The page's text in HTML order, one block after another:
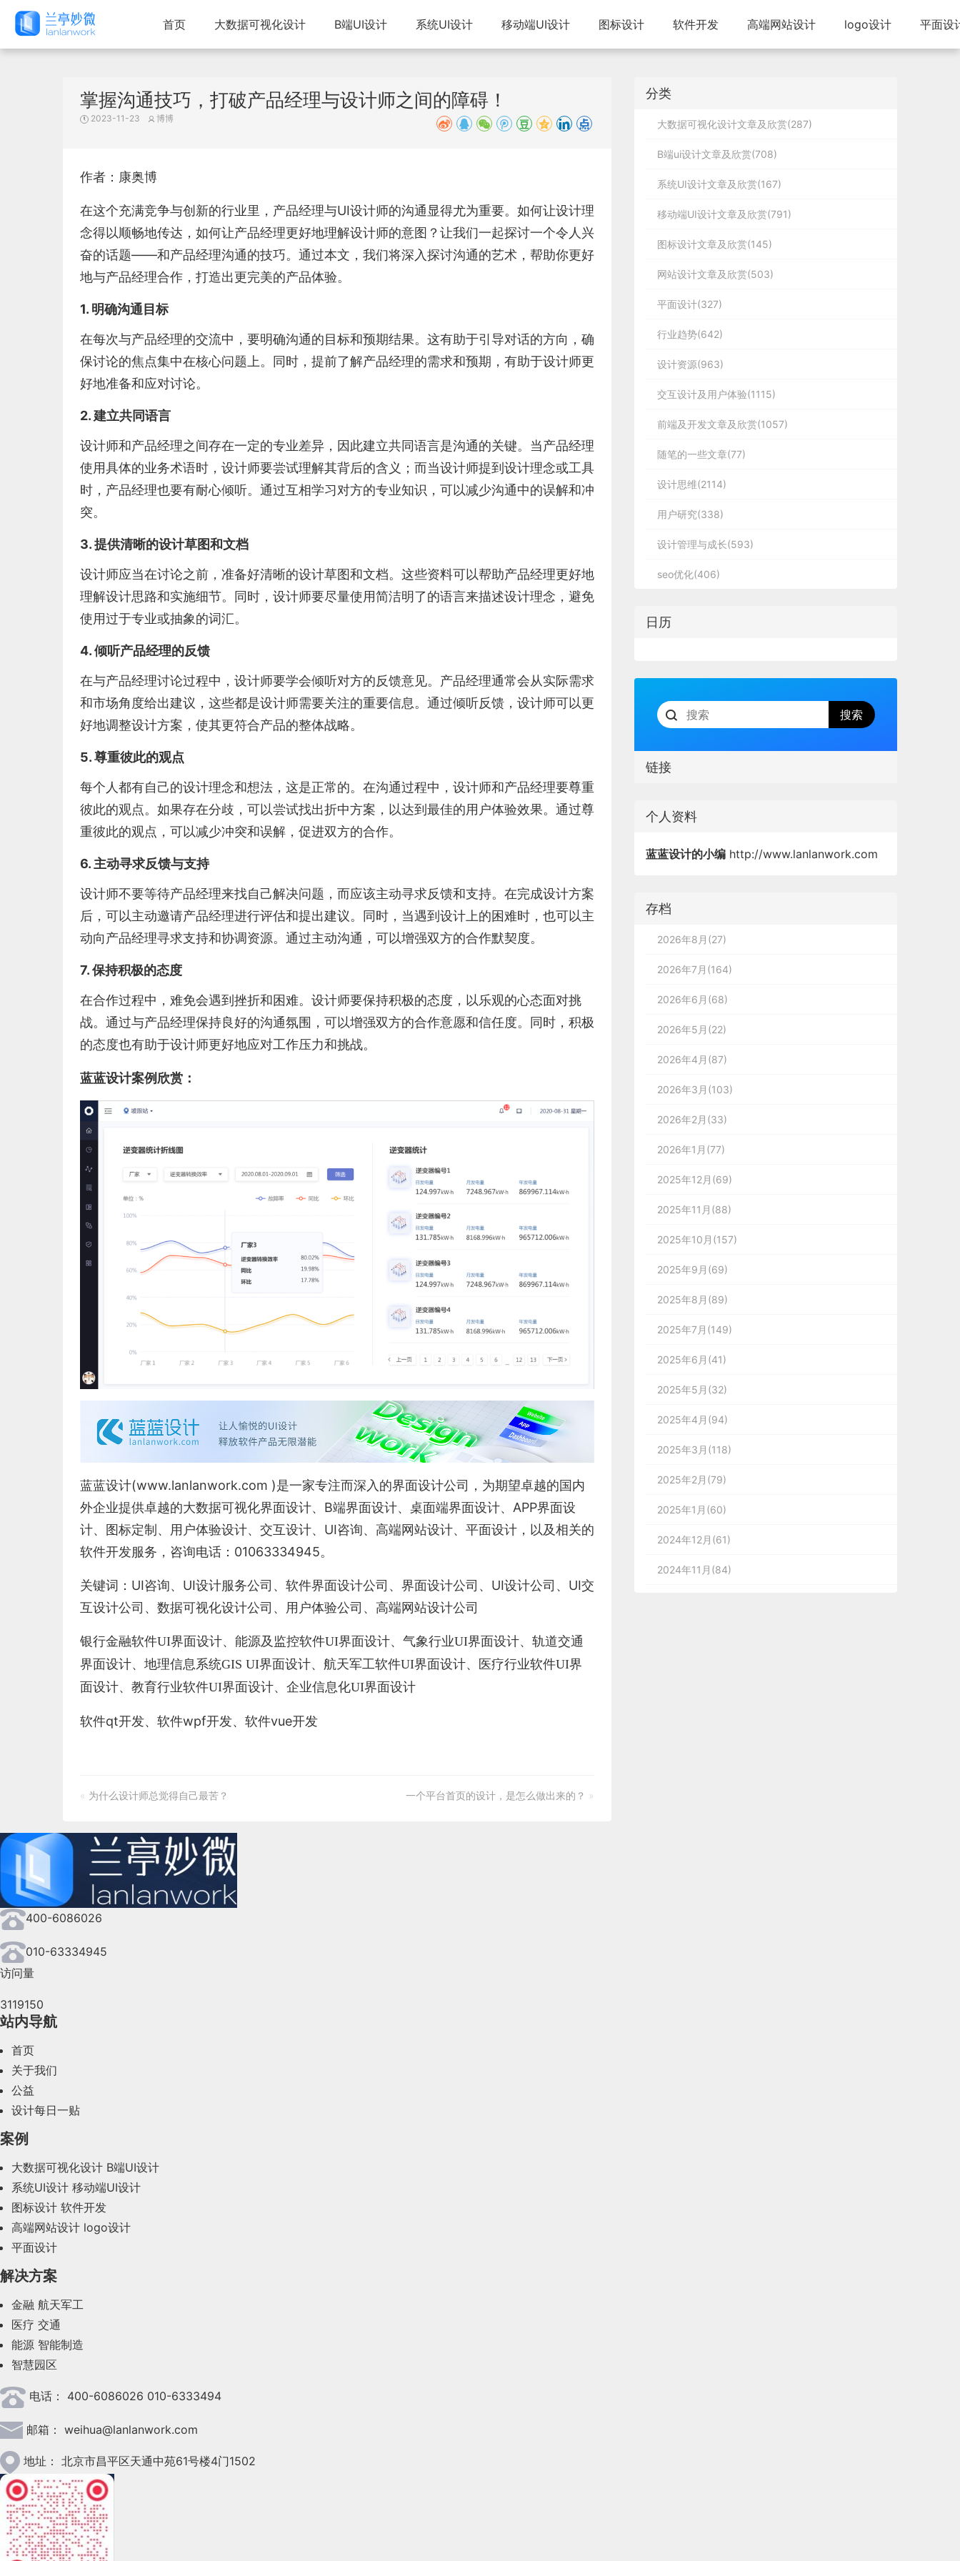
首页 大数据可视化设计 B端UI设计 系统UI设计 移动端UI设计 图标设计 软件开发 高端网站设计 logo设计 平面设
掌握沟通技巧，打破产品经理与设计师之间的障碍！
2023-11-23 博博
作者：康奥博
在这个充满竞争与创新的行业里，产品经理与UI设计师的沟通显得尤为重要。如何让设计理
念得以顺畅地传达，如何让产品经理更好地理解设计师的意图？让我们一起探讨一个令人兴
奋的话题——和产品经理沟通的技巧。通过本文，我们将深入探讨沟通的艺术，帮助你更好
地与产品经理合作，打造出更完美的产品体验。
1. 明确沟通目标
在每次与产品经理的交流中，要明确沟通的目标和预期结果。这有助于引导对话的方向，确
保讨论的焦点集中在核心问题上。同时，提前了解产品经理的需求和预期，有助于设计师更
好地准备和应对讨论。
2. 建立共同语言
设计师和产品经理之间存在一定的专业差异，因此建立共同语言是沟通的关键。当产品经理
使用具体的业务术语时，设计师要尝试理解其背后的含义；而当设计师提到设计理念或工具
时，产品经理也要有耐心倾听。通过互相学习对方的专业知识，可以减少沟通中的误解和冲
突。
3. 提供清晰的设计草图和文档
设计师应当在讨论之前，准备好清晰的设计草图和文档。这些资料可以帮助产品经理更好地
理解设计思路和实施细节。同时，设计师要尽量使用简洁明了的语言来描述设计理念，避免
使用过于专业或抽象的词汇。
4. 倾听产品经理的反馈
在与产品经理讨论过程中，设计师要学会倾听对方的反馈意见。产品经理通常会从实际需求
和市场角度给出建议，这些都是设计师需要关注的重要信息。通过倾听反馈，设计师可以更
好地调整设计方案，使其更符合产品的整体战略。
5. 尊重彼此的观点
每个人都有自己的设计理念和想法，这是正常的。在沟通过程中，设计师和产品经理要尊重
彼此的观点。如果存在分歧，可以尝试找出折中方案，以达到最佳的用户体验效果。通过尊
重彼此的观点，可以减少冲突和误解，促进双方的合作。
6. 主动寻求反馈与支持
设计师不要等待产品经理来找自己解决问题，而应该主动寻求反馈和支持。在完成设计方案
后，可以主动邀请产品经理进行评估和提出建议。同时，当遇到设计上的困难时，也可以主
动向产品经理寻求支持和协调资源。通过主动沟通，可以增强双方的合作默契度。
7. 保持积极的态度
在合作过程中，难免会遇到挫折和困难。设计师要保持积极的态度，以乐观的心态面对挑
战。通过与产品经理保持良好的沟通氛围，可以增强双方的合作意愿和信任度。同时，积极
的态度也有助于设计师更好地应对工作压力和挑战。
蓝蓝设计案例欣赏：
蓝蓝设计(www.lanlanwork.com )是一家专注而深入的界面设计公司，为期望卓越的国内
外企业提供卓越的大数据可视化界面设计、 B端界面设计、 桌面端界面设计、 APP界面设
计、 图标定制 、 用户体验设计、 交互设计、 UI咨询、 高端网站设计、 平面设计 ，以及相关的
软件开发服务，咨询电话：01063334945。
关键词： UI咨询、 UI设计服务公司 、 软件界面设计公司、界面设计公司、 UI设计公司 、 UI交
互设计公司 、 数据可视化设计公司 、 用户体验公司 、 高端网站设计公司
银行金融软件UI界面设计、 能源及监控软件UI界面设计、 气象行业UI界面设计、 轨道交通
界面设计、 地理信息系统GIS UI界面设计、 航天军工软件UI界面设计、 医疗行业软件UI界
面设计、 教育行业软件UI界面设计、 企业信息化UI界面设计
软件qt开发、 软件wpf开发、 软件vue开发
« 为什么设计师总觉得自己最苦？ 一个平台首页的设计，是怎么做出来的？ »
分类
大数据可视化设计文章及欣赏(287)
B端ui设计文章及欣赏(708)
系统UI设计文章及欣赏(167)
移动端UI设计文章及欣赏(791)
图标设计文章及欣赏(145)
网站设计文章及欣赏(503)
平面设计(327)
行业趋势(642)
设计资源(963)
交互设计及用户体验(1115)
前端及开发文章及欣赏(1057)
随笔的一些文章(77)
设计思维(2114)
用户研究(338)
设计管理与成长(593)
seo优化(406)
日历
链接
个人资料
蓝蓝设计的小编 http://www.lanlanwork.com
存档
2026年8月(27)
2026年7月(164)
2026年6月(68)
2026年5月(22)
2026年4月(87)
2026年3月(103)
2026年2月(33)
2026年1月(77)
2025年12月(69)
2025年11月(88)
2025年10月(157)
2025年9月(69)
2025年8月(89)
2025年7月(149)
2025年6月(41)
2025年5月(32)
2025年4月(94)
2025年3月(118)
2025年2月(79)
2025年1月(60)
2024年12月(61)
2024年11月(84)
400-6086026
010-63334945
访问量
3119150
站内导航
首页
关于我们
公益
设计每日一贴
案例
大数据可视化设计 B端UI设计
系统UI设计 移动端UI设计
图标设计 软件开发
高端网站设计 logo设计
平面设计
解决方案
金融 航天军工
医疗 交通
能源 智能制造
智慧园区
电话： 400-6086026 010-6333494
邮箱： weihua@lanlanwork.com
地址： 北京市昌平区天通中苑61号楼4门1502